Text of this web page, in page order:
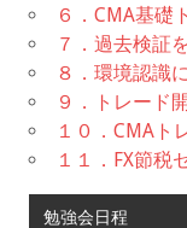
６．CMA基礎
７．過去検証
８．環境認識
９．トレード
１０．CMAト
１１．FX節税
勉強会日程